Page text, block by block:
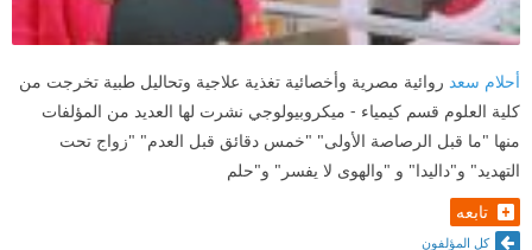
أحلام سعد روائية مصرية وأخصائية تغذية علاجية وتحاليل طبية تخرجت من
كلية العلوم قسم كيمياء - ميكروبيولوجي نشرت لها العديد من المؤلفات
منها "ما قبل الرصاصة الأولى" "خمس دقائق قبل العدم" "زواج تحت
التهديد" و"داليدا" و "والهوى لا يفسر" و"حلم
تابعه
كل المؤلفون